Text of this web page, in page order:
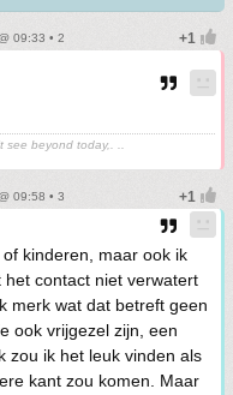
09:33 • 2
beyond today,. ..
09:58 • 3
kinderen, maar ook ik
contact niet verwatert
merk wat dat betreft geen
ook vrijgezel zijn, een
zou ik het leuk vinden als
kant zou komen. Maar